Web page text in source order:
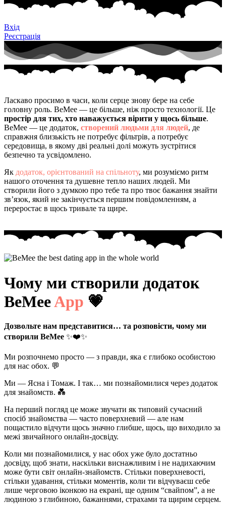
Вхід
Реєстрація
Ласкаво просимо в часи, коли серце знову бере на себе
головну роль. BeMee — це більше, ніж просто технології. Це
простір для тих, хто наважується вірити у щось більше.
BeMee — це додаток, створений людьми для людей, де
справжня близькість не потребує фільтрів, а потребує
середовища, в якому дві реальні долі можуть зустрітися
безпечно та усвідомлено.
Як додаток, орієнтований на спільноту, ми розуміємо ритм
нашого оточення та душевне тепло наших людей. Ми
створили його з думкою про тебе та про твоє бажання знайти
зв’язок, який не закінчується першим повідомленням, а
переростає в щось тривале та щире.
Чому ми створили додаток
BeMeeApp 💗
Дозвольте нам представитися… та розповісти, чому ми
створили BeMee ✨❤️✨
Ми розпочнемо просто — з правди, яка є глибоко особистою
для нас обох. 💬
Ми — Ясна і Томаж. І так… ми познайомилися через додаток
для знайомств. 💑
На перший погляд це може звучати як типовий сучасний
спосіб знайомства — часто поверхневий — але нам
пощастило відчути щось значно глибше, щось, що виходило за
межі звичайного онлайн‑досвіду.
Коли ми познайомилися, у нас обох уже було достатньо
досвіду, щоб знати, наскільки виснажливим і не надихаючим
може бути світ онлайн‑знайомств. Стільки поверхневості,
стільки удавання, стільки моментів, коли ти відчуваєш себе
лише черговою іконкою на екрані, ще одним “свайпом”, а не
людиною з глибиною, бажаннями, страхами та щирим серцем.